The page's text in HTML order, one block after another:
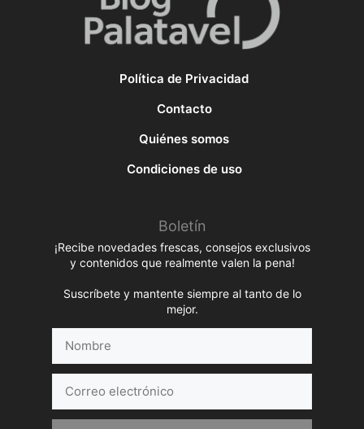
Política de Privacidad
Contacto
Quiénes somos
Condiciones de uso
Boletín
¡Recibe novedades frescas, consejos exclusivos
y contenidos que realmente valen la pena!
Suscríbete y mantente siempre al tanto de lo
mejor.
electrónico